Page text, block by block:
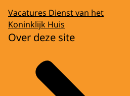
Vacatures Dienst van het
Koninklijk Huis
Over deze site